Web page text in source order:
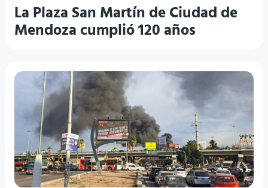
La Plaza San Martín de Ciudad de
Mendoza cumplió 120 años